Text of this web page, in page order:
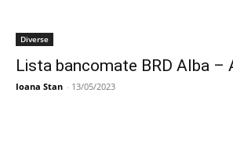
Diverse
Lista bancomate BRD Alba –
Ioana Stan - 13/05/2023